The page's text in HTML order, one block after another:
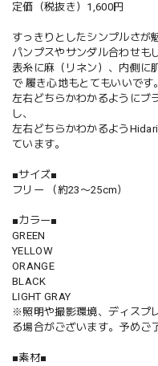
定価（税抜き）1,600円
すっきりとしたシンプルさが
パンプスやサンダル合わせも
表糸に麻（リネン）、内側に
で 履き心地もとてもいいです。
左右どちらかわかるようにブ
し、
左右どちらかわかるよう
ています。
■サイズ■
フリー （約23〜25cm）
■カラー■
GREEN
YELLOW
ORANGE
BLACK
LIGHT GRAY
※照明や撮影環境、ディスプ
る場合がございます。予めご
■素材■